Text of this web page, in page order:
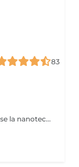
83
BB Glow est une procédure esthétique qui utilise la nanotechnologie pour améliorer l'éclat et la douceur de la peau sans avoir besoin de maquillage. Réalisé sur le derme, il induit et stimule les fibroblastes pour synthétiser le collagène et l'élastine. Ce traitement est réalisé avec un dermapen, des micro-aiguilles et des ampoules spécifiques. Favorise la revitalisation de la peau, la réduction des imperfections, des cernes et des rides d'expression. Lissage des cicatrices d'acné et effet lifting. LES INDICATIONS Réduction des pores Réduction des taches et des taches de rousseur Améliore l'élasticité de la peau Activer le collagène Réduction des ridules d'expression Teint uniforme Améliore la luminosité